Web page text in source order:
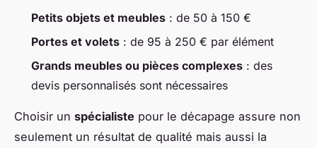
Petits objets et meubles : de 50 à 150 €
Portes et volets : de 95 à 250 € par élément
Grands meubles ou pièces complexes : des
devis personnalisés sont nécessaires
Choisir un spécialiste pour le décapage assure non
seulement un résultat de qualité mais aussi la